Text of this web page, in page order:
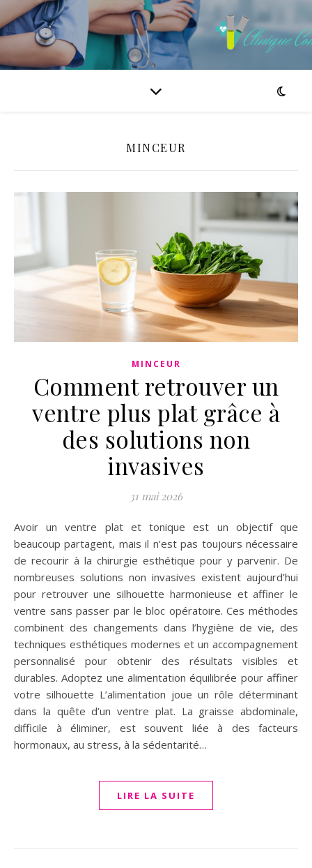
MINCEUR
MINCEUR
Comment retrouver un
ventre plus plat grâce à
des solutions non
invasives
31 mai 2026
Avoir un ventre plat et tonique est un objectif que
beaucoup partagent, mais il n’est pas toujours nécessaire
de recourir à la chirurgie esthétique pour y parvenir. De
nombreuses solutions non invasives existent aujourd’hui
pour retrouver une silhouette harmonieuse et affiner le
ventre sans passer par le bloc opératoire. Ces méthodes
combinent des changements dans l’hygiène de vie, des
techniques esthétiques modernes et un accompagnement
personnalisé pour obtenir des résultats visibles et
durables. Adoptez une alimentation équilibrée pour affiner
votre silhouette L’alimentation joue un rôle déterminant
dans la quête d’un ventre plat. La graisse abdominale,
difficile à éliminer, est souvent liée à des facteurs
hormonaux, au stress, à la sédentarité…
LIRE LA SUITE